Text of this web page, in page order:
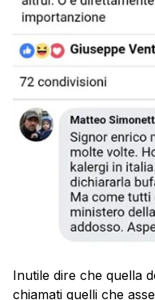
Inutile dire che quella
chiamati quelli che